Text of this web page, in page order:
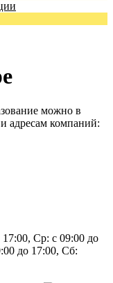
можно в
адресам компаний:
Ср: с 09:00 до
до 17:00, Сб: